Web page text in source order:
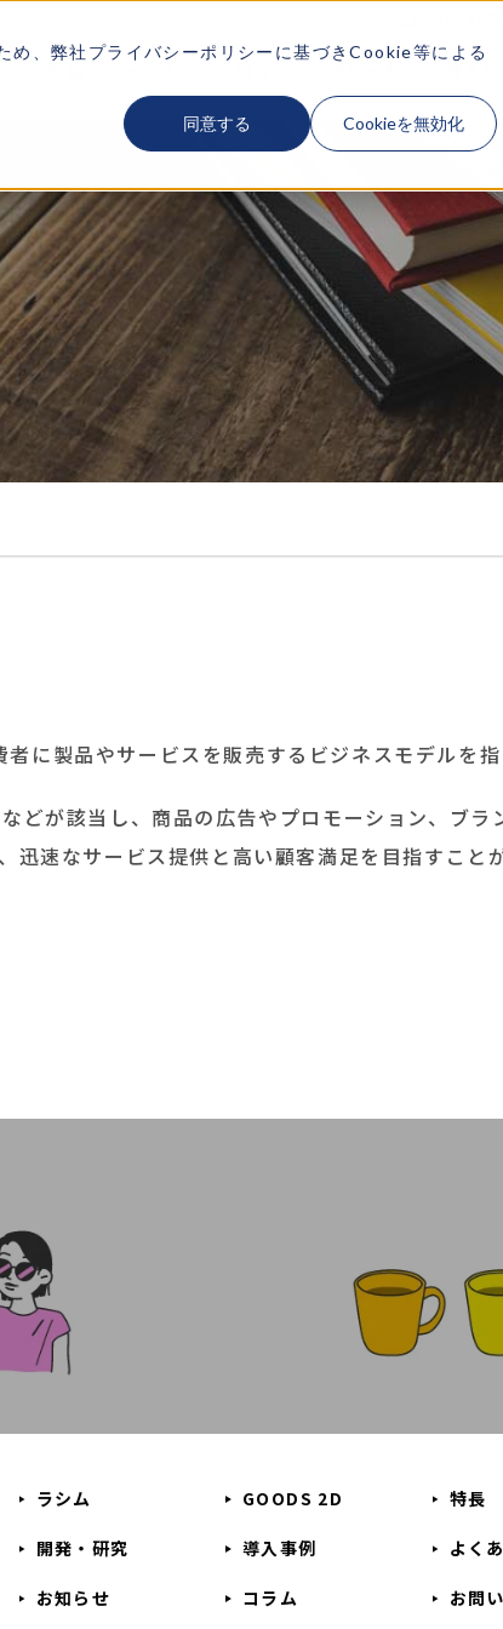
め、弊社 プライバシーポリシー に基づきCookie等による
同意する Cookieを無効化
058-
製品やサービスを販売するビジネスモデルを指
どが該当し、商品の広告やプロモーション、ブ
迅速なサービス提供と高い顧客満足を目指すことが
ラシム GOODS 2D 特長
開発・研究 導入事例 よく
お知らせ コラム お問